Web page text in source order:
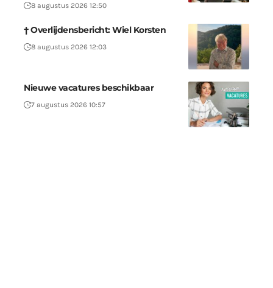
8 augustus 2026 12:50
† Overlijdensbericht: Wiel Korsten
8 augustus 2026 12:03
Nieuwe vacatures beschikbaar
7 augustus 2026 10:57